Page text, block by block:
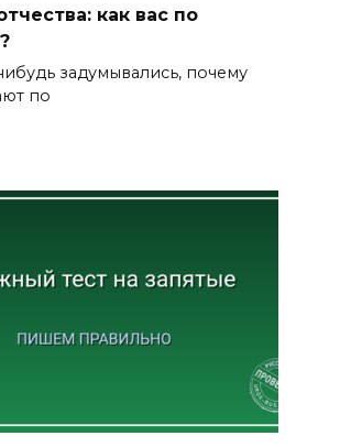
как вас по
задумывались, почему
по